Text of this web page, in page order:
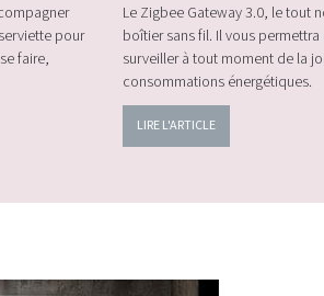
pour
faire,
Le Zigbee Gateway 3.0, le tout
boîtier sans fil. Il vous permettra
surveiller à tout moment de la
consommations énergétiques.
LIRE L'ARTICLE